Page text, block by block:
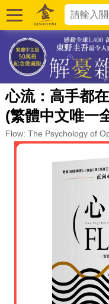
心流：高手都
(繁體中文唯一
Flow: The Psychology of